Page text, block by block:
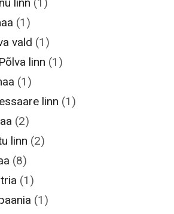
linn (1)
(1)
vald (1)
Põlva linn (1)
(1)
linn (1)
(2)
linn (2)
(8)
(1)
(1)